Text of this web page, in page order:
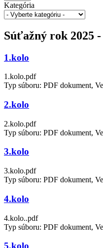
Kategória
Súťažný rok 2025 -
1.kolo
1.kolo.pdf
Typ súboru: PDF dokument,
2.kolo
2.kolo.pdf
Typ súboru: PDF dokument,
3.kolo
3.kolo.pdf
Typ súboru: PDF dokument,
4.kolo
4.kolo..pdf
Typ súboru: PDF dokument,
5.kolo